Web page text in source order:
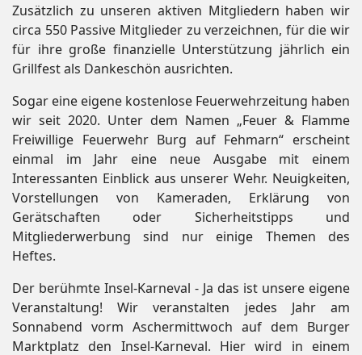
Zusätzlich zu unseren aktiven Mitgliedern haben wir
circa 550 Passive Mitglieder zu verzeichnen, für die wir
für ihre große finanzielle Unterstützung jährlich ein
Grillfest als Dankeschön ausrichten.
Sogar eine eigene kostenlose Feuerwehrzeitung haben
wir seit 2020. Unter dem Namen „Feuer & Flamme
Freiwillige Feuerwehr Burg auf Fehmarn“ erscheint
einmal im Jahr eine neue Ausgabe mit einem
Interessanten Einblick aus unserer Wehr. Neuigkeiten,
Vorstellungen von Kameraden, Erklärung von
Gerätschaften oder Sicherheitstipps und
Mitgliederwerbung sind nur einige Themen des
Heftes.
Der berühmte Insel-Karneval - Ja das ist unsere eigene
Veranstaltung! Wir veranstalten jedes Jahr am
Sonnabend vorm Aschermittwoch auf dem Burger
Marktplatz den Insel-Karneval. Hier wird in einem